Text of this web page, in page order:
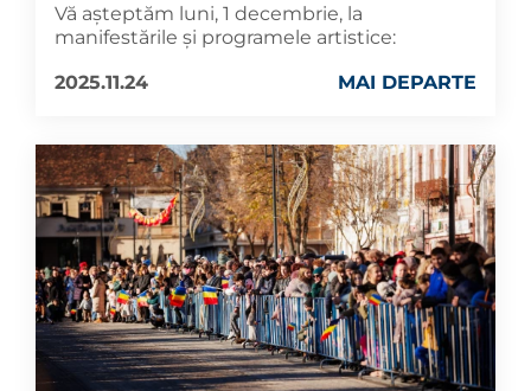
Vă așteptăm luni, 1 decembrie, la
manifestările și programele artistice:
2025.11.24
MAI DEPARTE